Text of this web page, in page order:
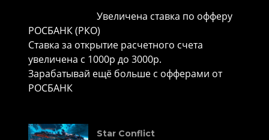
Увеличена ставка по офферу
РОСБАНК (РКО)
Ставка за открытие расчетного счета
увеличена с 1000р до 3000р.
Зарабатывай ещё больше с офферами от
РОСБАНК
Star Conflict